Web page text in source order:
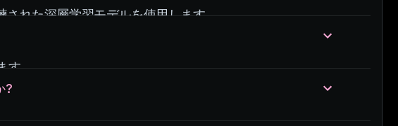
れた深層学習モデルを使用します。
。
す。
ることを保証するために、厳格なガイドラインを遵守して
?